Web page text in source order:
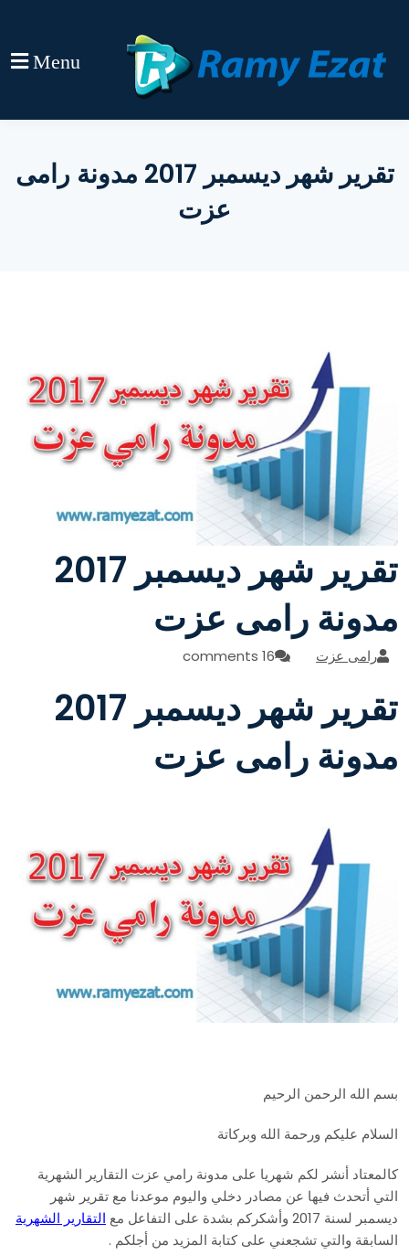
Menu
تقرير شهر ديسمبر 2017 مدونة رامى
عزت
تقرير شهر ديسمبر 2017
مدونة رامى عزت
رامى عزت 16 comments
تقرير شهر ديسمبر 2017
مدونة رامى عزت
بسم الله الرحمن الرحيم
السلام عليكم ورحمة الله وبركاتة
كالمعتاد أنشر لكم شهريا على مدونة رامي عزت التقارير الشهرية
التي أتحدث فيها عن مصادر دخلي واليوم موعدنا مع تقرير شهر
ديسمبر لسنة 2017 وأشكركم بشدة على التفاعل مع
التقارير الشهرية
السابقة والتي تشجعني على كتابة المزيد من أجلكم .